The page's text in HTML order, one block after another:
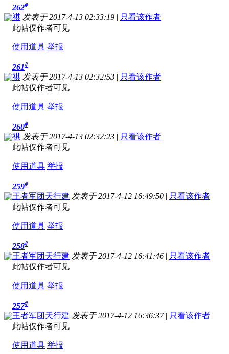
262#
祺 发表于 2017-4-13 02:33:19 | 只看该作者
此帖仅作者可见
使用道具 举报
261#
祺 发表于 2017-4-13 02:32:53 | 只看该作者
此帖仅作者可见
使用道具 举报
260#
祺 发表于 2017-4-13 02:32:23 | 只看该作者
此帖仅作者可见
使用道具 举报
259#
王者军团天行建 发表于 2017-4-12 16:49:50 | 只看该作者
此帖仅作者可见
使用道具 举报
258#
王者军团天行建 发表于 2017-4-12 16:41:46 | 只看该作者
此帖仅作者可见
使用道具 举报
257#
王者军团天行建 发表于 2017-4-12 16:36:37 | 只看该作者
此帖仅作者可见
使用道具 举报